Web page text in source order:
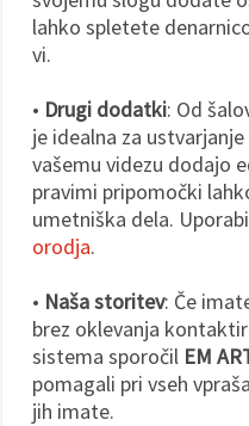
lahko spletete
vi.
• Drugi dodatki: Od
je idealna za
vašemu videzu dodajo
pravimi pripomočki
umetniška dela.
orodja.
• Naša storitev: Če
brez oklevanja
sistema sporočil EM
pomagali pri vseh
jih imate.